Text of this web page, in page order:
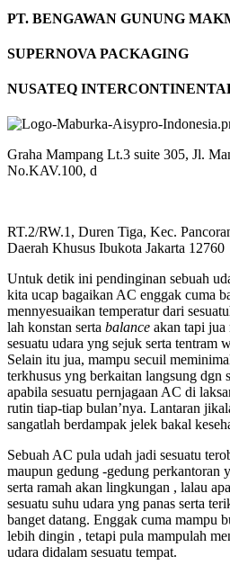
PT. BENGAWAN GUNUNG
SUPERNOVA PACKAGING
NUSATEQ
Graha Mampang Lt.3 suite 305, Jl.
No.KAV.100, d
RT.2/RW.1, Duren Tiga, Kec.
Daerah Khusus Ibukota Jakarta 12760
Untuk detik ini pendinginan sebuah
kita ucap bagaikan AC enggak cuma
mennyesuaikan temperatur dari
lah konstan serta balance akan tapi
sesuatu udara yng sejuk serta tentram
Selain itu jua, mampu secuil
terkhusus yng berkaitan langsung dgn
apabila sesuatu pernjagaan AC di
rutin tiap-tiap bulan’nya. Lantaran
sangatlah berdampak jelek bakal
Sebuah AC pula udah jadi sesuatu
maupun gedung -gedung perkantoran
serta ramah akan lingkungan , lalau
sesuatu suhu udara yng panas serta
banget datang. Enggak cuma mampu
lebih dingin , tetapi pula mampulah
udara didalam sesuatu tempat.